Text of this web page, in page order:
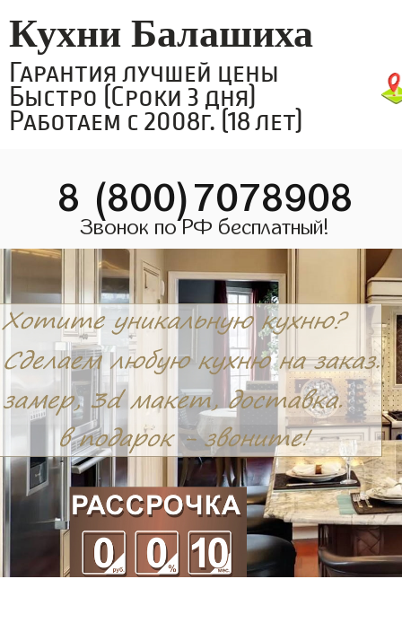
Кухни Балашиха
Гарантия лучшей цены
Быстро (Сроки 3 дня)
Работаем с 2008г. (18 лет)
8 (800)7078908
Звонок по РФ бесплатный!